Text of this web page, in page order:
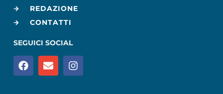
REDAZIONE
CONTATTI
SEGUICI SOCIAL